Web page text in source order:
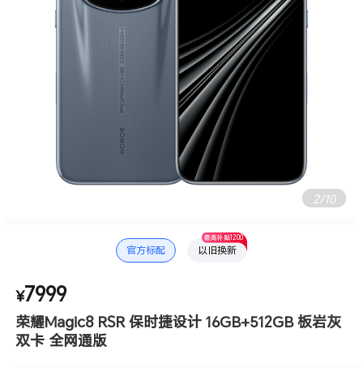
3/10
官方标配 以旧换新
最高补贴1200
¥7999
荣耀Magic8 RSR 保时捷设计 16GB+512GB 板岩灰
双卡 全网通版